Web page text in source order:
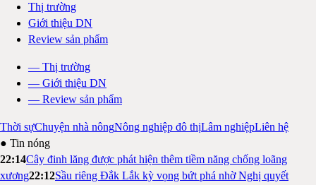
Thị trường
Giới thiệu DN
Review sản phẩm
— Thị trường
— Giới thiệu DN
— Review sản phẩm
Thời sựChuyện nhà nôngNông nghiệp đô thịLâm nghiệpLiên hệ
● Tin nóng
22:14Cây đinh lăng được phát hiện thêm tiềm năng chống loãng
xương22:12Sầu riêng Đắk Lắk kỳ vọng bứt phá nhờ Nghị quyết